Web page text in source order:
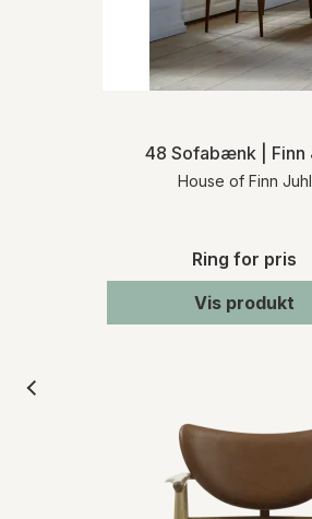
48 Sofabænk | Finn
House of Finn Juhl
Ring for pris
Vis produkt